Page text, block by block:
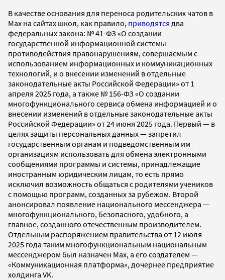
В качестве основания для переноса родительских чатов в
Max на сайтах школ, как правило, приводятся два
федеральных закона: № 41-ФЗ «О создании
государственной информационной системы
противодействия правонарушениям, совершаемым с
использованием информационных и коммуникационных
технологий, и о внесении изменений в отдельные
законодательные акты Российской Федерации» от 1
апреля 2025 года, а также № 156-ФЗ «О создании
многофункционального сервиса обмена информацией и о
внесении изменений в отдельные законодательные акты
Российской Федерации» от 24 июня 2025 года. Первый — в
целях защиты персональных данных — запретил
государственным органам и подведомственным им
организациям использовать для обмена электронными
сообщениями программы и системы, принадлежащие
иностранным юридическим лицам, то есть прямо
исключил возможность общаться с родителями учеников
с помощью программ, созданных за рубежом. Второй
анонсировал появление национального мессенджера —
многофункционального, безопасного, удобного, а
главное, созданного отечественным производителем.
Отдельным распоряжением правительства от 12 июля
2025 года таким многофункциональным национальным
мессенджером был назначен Max, а его создателем —
«Коммуникационная платформа», дочернее предприятие
холдинга VK.